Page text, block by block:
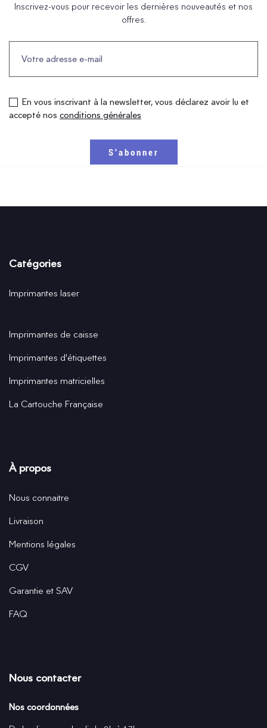
Inscrivez-vous pour recevoir les dernières nouveautés et nos
offres.
En vous inscrivant à la newsletter, vous déclarez avoir lu et
accepté nos conditions générales
Catégories
Imprimantes laser
Imprimantes de caisse
Imprimantes d'étiquettes
Imprimantes matricielles
La Cartouche Française
À propos
Nous connaitre
Livraison
Mentions légales
CGV
Garantie et SAV
FAQ
Nous contacter
Nos coordonnées